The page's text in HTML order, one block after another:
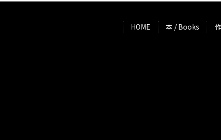
HOME 本 / Books